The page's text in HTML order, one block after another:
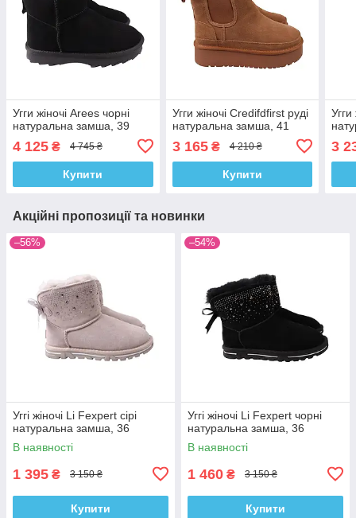
Угги жіночі Arees чорні
натуральна замша, 39
4 125 ₴ 4 745 ₴
Купити
Угги жіночі Credifdfirst руді
натуральна замша, 41
3 165₴ 4 210 ₴
Купити
3
Акційні пропозиції та новинки
–56%
Уггі жіночі Li Fexpert сірі
натуральна замша, 36
В наявності
1 395 ₴ 3 150 ₴
Купити
–54%
Уггі жіночі Li Fexpert чорні
натуральна замша, 36
В наявності
1 460 ₴ 3 150 ₴
Купити